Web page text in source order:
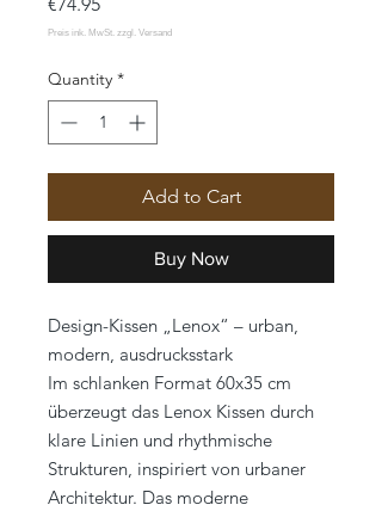
Quantity *
Add to Cart
Buy Now
Design-Kissen „Lenox“ – urban,
modern, ausdrucksstark
Im schlanken Format 60x35 cm
überzeugt das Lenox Kissen durch
klare Linien und rhythmische
Strukturen, inspiriert von urbaner
Architektur. Das moderne